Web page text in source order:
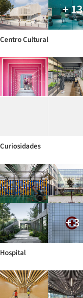
+ 13
Centro Cultural
Curiosidades
+ 3
Hospital